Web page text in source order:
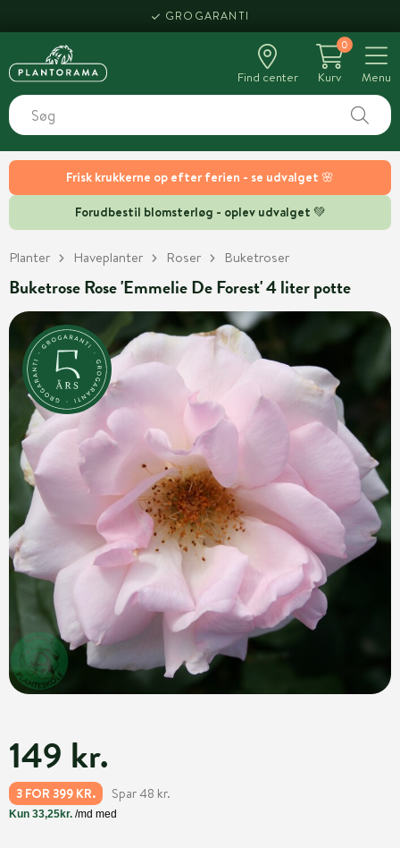
Frisk krukkerne op efter ferien - se udvalget 🌸
Forudbestil blomsterløg - oplev udvalget 💚
GROGARANTI
Find center
0
Kurv
Menu
Planter Haveplanter Roser Buketroser
Buketrose Rose 'Emmelie De Forest' 4 liter potte
149 kr.
3 FOR 399 KR. Spar 48 kr.